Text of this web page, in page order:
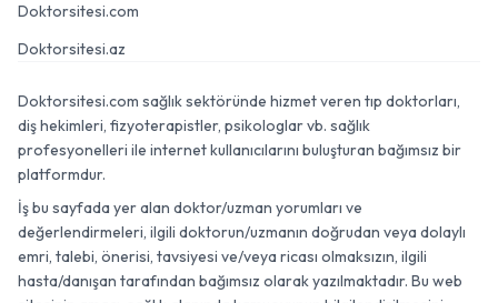
Doktorsitesi.com
Doktorsitesi.az
Doktorsitesi.com sağlık sektöründe hizmet veren tıp doktorları,
diş hekimleri, fizyoterapistler, psikologlar vb. sağlık
profesyonelleri ile internet kullanıcılarını buluşturan bağımsız bir
platformdur.
İş bu sayfada yer alan doktor/uzman yorumları ve
değerlendirmeleri, ilgili doktorun/uzmanın doğrudan veya dolaylı
emri, talebi, önerisi, tavsiyesi ve/veya ricası olmaksızın, ilgili
hasta/danışan tarafından bağımsız olarak yazılmaktadır. Bu web